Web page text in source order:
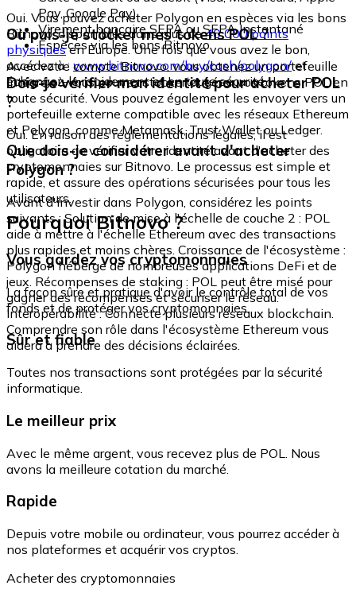
Pay, Google Pay)
Virement bancaire SEPA ou SEPA Instantané
Espèces via les bons Bitnovo
Oui. Vous pouvez acheter Polygon en espèces via les bons
Bitnovo, disponibles dans plus de40 000 points
physiquesen Europe. Une fois que vous avez le bon,
accédez à : www.bitnovo.com/buy/cash/polygon/et
échangez-le rapidement et en toute sécurité.
Où puis-je stocker mes tokens POL ?
Avec votre compte Bitnovo, vous obtenez un portefeuille
intégré où vous pouvez stocker et gérer vos tokens POL en
toute sécurité. Vous pouvez également les envoyer vers un
portefeuille externe compatible avec les réseaux Ethereum
et Polygon, comme Metamask, Trust Wallet ou Ledger.
Dois-je vérifier mon identité pour acheter POL
?
Oui. En raison des réglementations légales, il est
obligatoire de vérifier votre identité avant d'acheter des
cryptomonnaies sur Bitnovo. Le processus est simple et
rapide, et assure des opérations sécurisées pour tous les
utilisateurs.
Que dois-je considérer avant d'acheter
Polygon ?
Avant d'investir dans Polygon, considérez les points
suivants : Solution de mise à l'échelle de couche 2 : POL
aide à mettre à l'échelle Ethereum avec des transactions
plus rapides et moins chères. Croissance de l'écosystème :
Polygon héberge de nombreuses applications DeFi et de
jeux. Récompenses de staking : POL peut être misé pour
gagner des récompenses et sécuriser le réseau.
Interopérabilité : Connecte plusieurs réseaux blockchain.
Comprendre son rôle dans l'écosystème Ethereum vous
aidera à prendre des décisions éclairées.
Pourquoi Bitnovo ?
Vous gardez vos cryptomonnaies
La façon sûre et pratique d'avoir le contrôle total de vos
fonds et de protéger vos cryptomonnaies.
Sûr et fiable
Toutes nos transactions sont protégées par la sécurité
informatique.
Le meilleur prix
Avec le même argent, vous recevez plus de POL. Nous
avons la meilleure cotation du marché.
Rapide
Depuis votre mobile ou ordinateur, vous pourrez accéder à
nos plateformes et acquérir vos cryptos.
Acheter des cryptomonnaies